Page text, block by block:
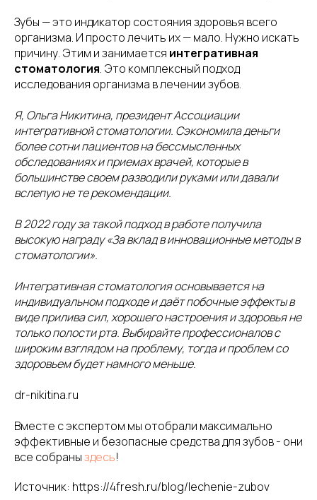
Зубы — это индикатор состояния здоровья всего
организма. И просто лечить их — мало. Нужно искать
причину. Этим и занимается интегративная
стоматология. Это комплексный подход
исследования организма в лечении зубов.
Я, Ольга Никитина, президент Ассоциации
интегративной стоматологии. Сэкономила деньги
более сотни пациентов на бессмысленных
обследованиях и приемах врачей, которые в
большинстве своем разводили руками или давали
вслепую не те рекомендации.
В 2022 году за такой подход в работе получила
высокую награду «За вклад в инновационные методы в
стоматологии».
Интегративная стоматология основывается на
индивидуальном подходе и даёт побочные эффекты в
виде прилива сил, хорошего настроения и здоровья не
только полости рта. Выбирайте профессионалов с
широким взглядом на проблему, тогда и проблем со
здоровьем будет намного меньше.
dr-nikitina.ru
Вместе с экспертом мы отобрали максимально
эффективные и безопасные средства для зубов - они
все собраныздесь!
Источник: https://4fresh.ru/blog/lechenie-zubov